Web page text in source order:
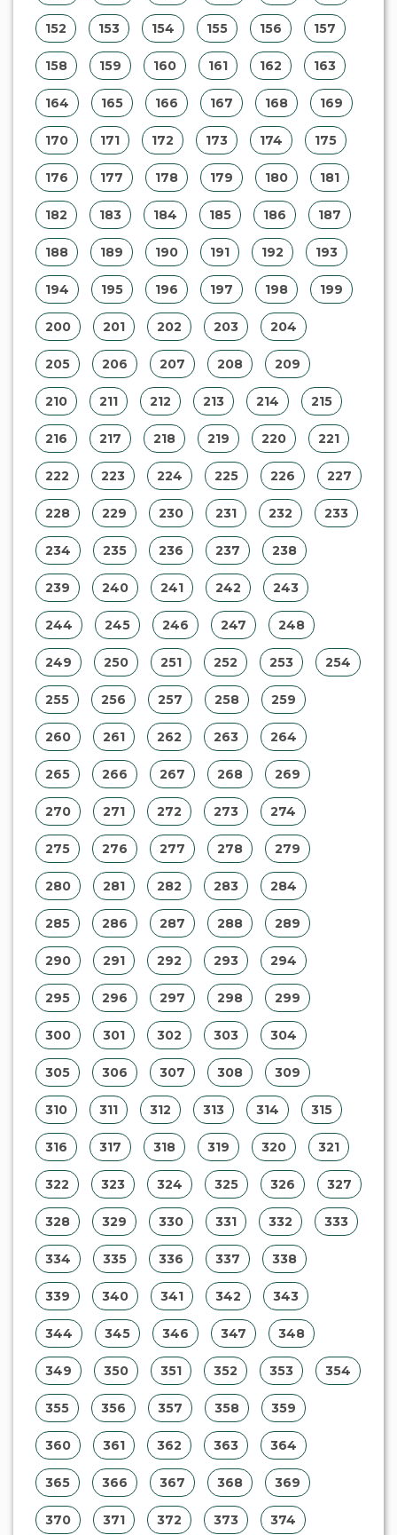
152 153 154 155 156 157
158 159 160 161 162 163
164 165 166 167 168 169
170 171 172 173 174 175
176 177 178 179 180 181
182 183 184 185 186 187
188 189 190 191 192 193
194 195 196 197 198 199
200 201 202 203 204
205 206 207 208 209
210 211 212 213 214 215
216 217 218 219 220 221
222 223 224 225 226 227
228 229 230 231 232 233
234 235 236 237 238
239 240 241 242 243
244 245 246 247 248
249 250 251 252 253 254
255 256 257 258 259
260 261 262 263 264
265 266 267 268 269
270 271 272 273 274
275 276 277 278 279
280 281 282 283 284
285 286 287 288 289
290 291 292 293 294
295 296 297 298 299
300 301 302 303 304
305 306 307 308 309
310 311 312 313 314 315
316 317 318 319 320 321
322 323 324 325 326 327
328 329 330 331 332 333
334 335 336 337 338
339 340 341 342 343
344 345 346 347 348
349 350 351 352 353 354
355 356 357 358 359
360 361 362 363 364
365 366 367 368 369
370 371 372 373 374